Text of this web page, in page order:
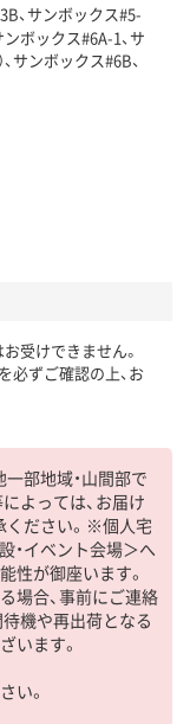
、サンボックス#5-
ボックス#6A-1、サ
サンボックス#6B、
受けできません。
を必ずご確認の上、お
部地域・山間部で
よっては、お届け
ください。※個人宅
・イベント会場＞へ
性が御座います。
場合、事前にご連絡
機や再出荷となる
います。
い。